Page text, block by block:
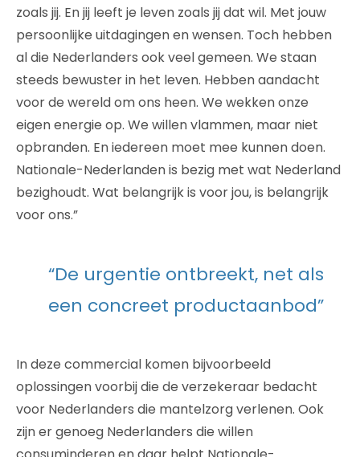
zoals jij. En jij leeft je leven zoals jij dat wil. Met jouw
persoonlijke uitdagingen en wensen. Toch hebben
al die Nederlanders ook veel gemeen. We staan
steeds bewuster in het leven. Hebben aandacht
voor de wereld om ons heen. We wekken onze
eigen energie op. We willen vlammen, maar niet
opbranden. En iedereen moet mee kunnen doen.
Nationale-Nederlanden is bezig met wat Nederland
bezighoudt. Wat belangrijk is voor jou, is belangrijk
voor ons.”
“De urgentie ontbreekt, net als
een concreet productaanbod”
In deze commercial komen bijvoorbeeld
oplossingen voorbij die de verzekeraar bedacht
voor Nederlanders die mantelzorg verlenen. Ook
zijn er genoeg Nederlanders die willen